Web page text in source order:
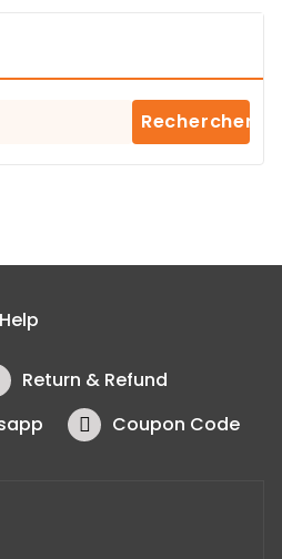
Return & Refund
Coupon Code